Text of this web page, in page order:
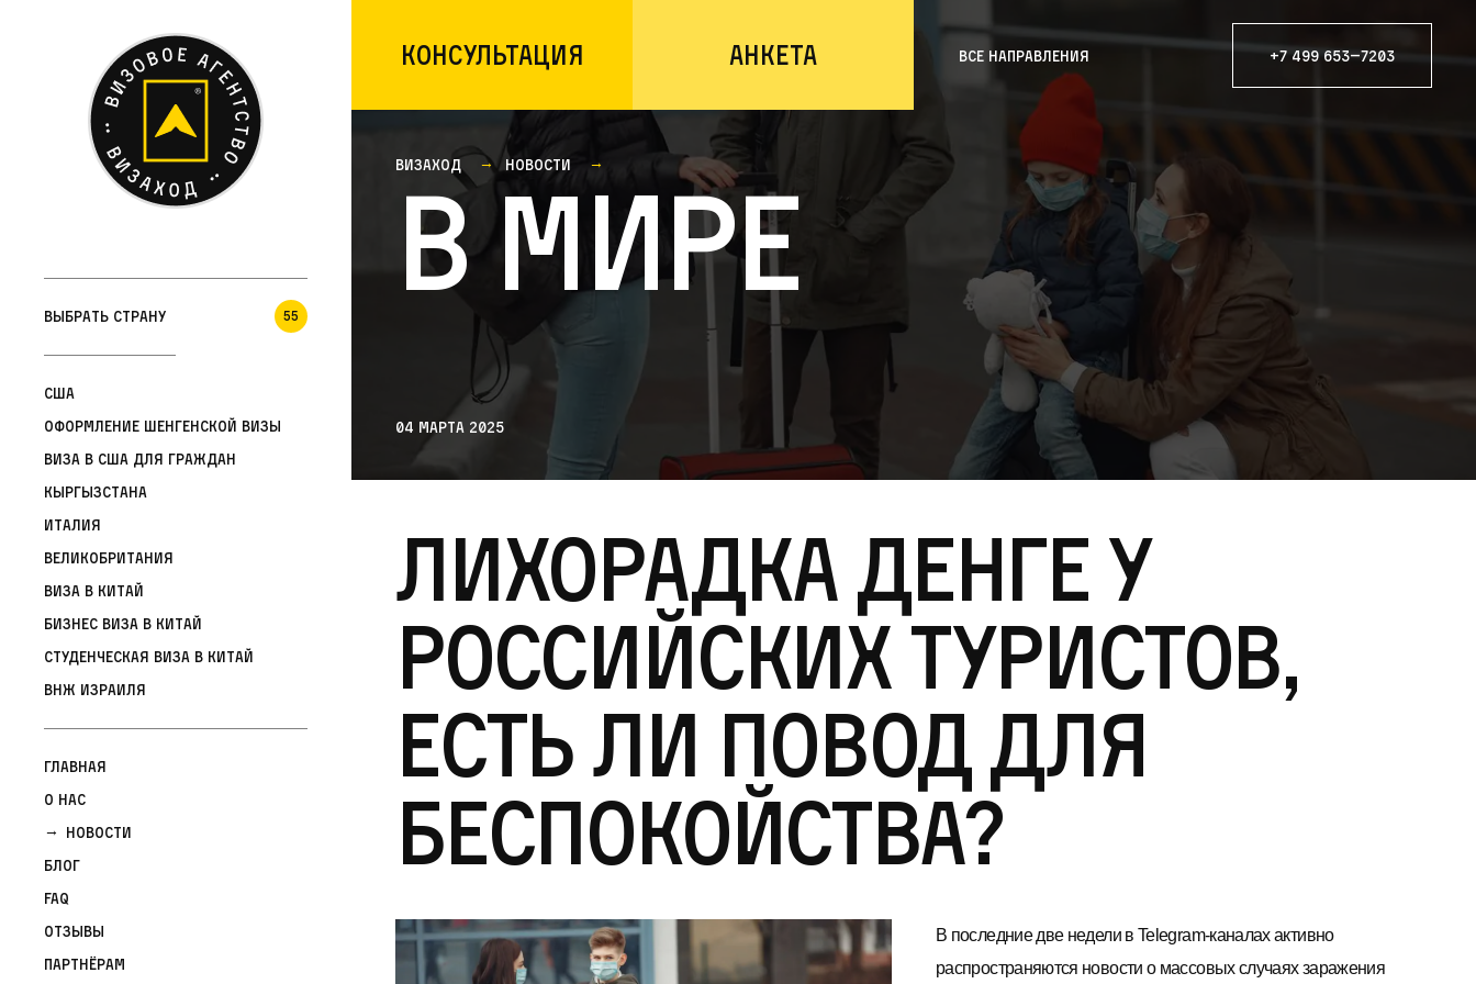
Консультация Анкета Все направления +7 499 653—7203
Выбрать страну 55
США
Оформление шенгенской визы
Виза в США для граждан
Кыргызстана
Италия
Великобритания
Виза в Китай
Бизнес виза в Китай
Студенческая виза в Китай
ВНЖ Израиля
Главная
О нас
Новости
Блог
FAQ
Отзывы
Партнёрам
Визаход Новости
В мире
04 марта 2025
Лихорадка денге у
российских туристов,
есть ли повод для
беспокойства?
В последние две недели в Telegram-каналах активно
распространяются новости о массовых случаях заражения